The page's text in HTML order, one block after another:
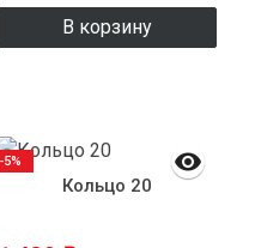
В корзину
Кольцо 20
-5%